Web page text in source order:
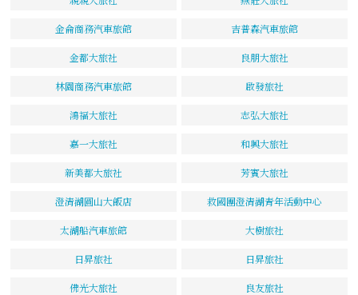
金侖商務汽車旅館 吉普森汽車旅館
金都大旅社 良朋大旅社
林園商務汽車旅館 啟發旅社
鴻福大旅社 志弘大旅社
嘉一大旅社 和興大旅社
新美都大旅社 芳賓大旅社
澄清湖圓山大飯店 救國團澄清湖青年活動中心
太湖船汽車旅館 大樹旅社
日昇旅社 日昇旅社
佛光大旅社 良友旅社